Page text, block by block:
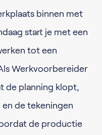
binnen met
start je met een
tot een
Werkvoorbereider
de planning klopt,
en de tekeningen
de productie